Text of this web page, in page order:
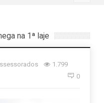
na 1ª laje
1.799
0